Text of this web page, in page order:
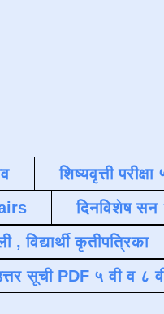
शिष्यवृत्ती
दिनविशेष
, विद्यार्थी कृतीपत्रिका
सूची PDF ५ वी व ८